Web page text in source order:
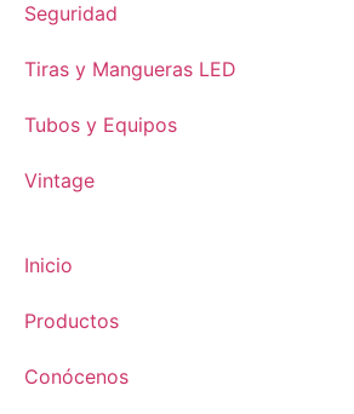
Seguridad
Tiras y Mangueras LED
Tubos y Equipos
Vintage
Inicio
Productos
Conócenos